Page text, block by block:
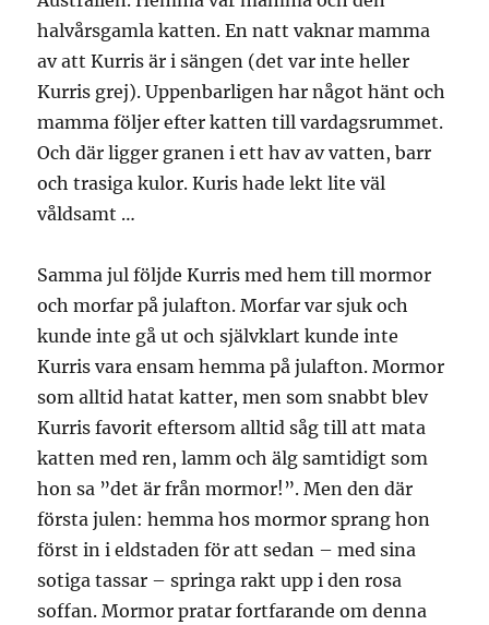
halvårsgamla katten. En natt vaknar mamma
av att Kurris är i sängen (det var inte heller
Kurris grej). Uppenbarligen har något hänt och
mamma följer efter katten till vardagsrummet.
Och där ligger granen i ett hav av vatten, barr
och trasiga kulor. Kuris hade lekt lite väl
våldsamt …
Samma jul följde Kurris med hem till mormor
och morfar på julafton. Morfar var sjuk och
kunde inte gå ut och självklart kunde inte
Kurris vara ensam hemma på julafton. Mormor
som alltid hatat katter, men som snabbt blev
Kurris favorit eftersom alltid såg till att mata
katten med ren, lamm och älg samtidigt som
hon sa ”det är från mormor!”. Men den där
första julen: hemma hos mormor sprang hon
först in i eldstaden för att sedan – med sina
sotiga tassar – springa rakt upp i den rosa
soffan. Mormor pratar fortfarande om denna